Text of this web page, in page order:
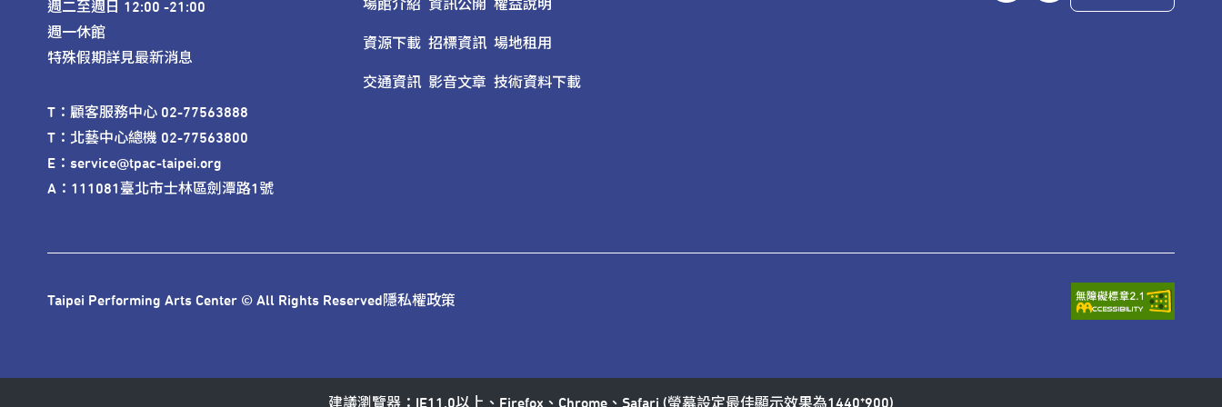
週二至週日 12:00 -21:00
週一休館
特殊假期詳見最新消息
T：顧客服務中心 02-77563888
T：北藝中心總機 02-77563800
E：service@tpac-taipei.org
A：111081臺北市士林區劍潭路1號
場館介紹
資源下載
交通資訊
資訊公開
招標資訊
影音文章
權益說明
場地租用
技術資料下載
Taipei Performing Arts Center © All Rights Reserved隱私權政策
建議瀏覽器：IE11.0以上、Firefox、Chrome、Safari (螢幕設定最佳顯示效果為1440*900)